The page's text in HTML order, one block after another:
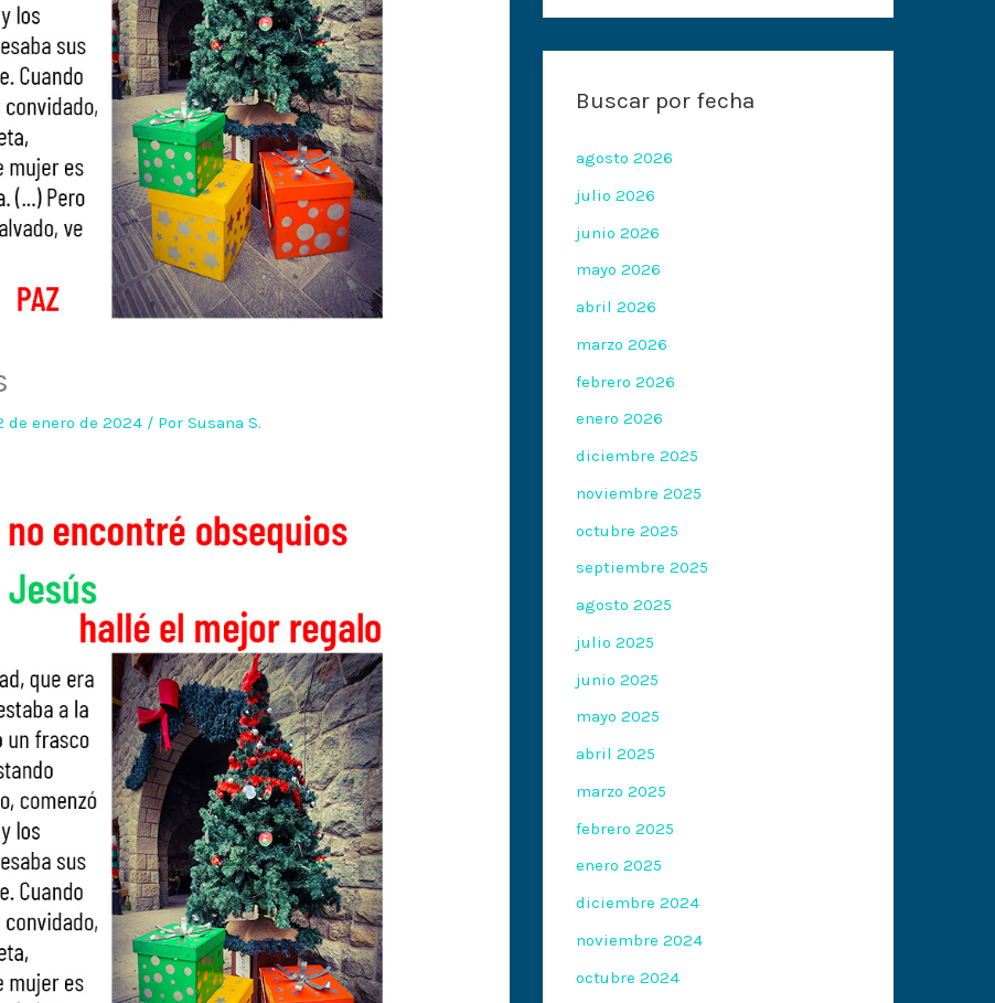
de enero de 2024 / PorSusana S.
Buscar por fecha
agosto 2026
julio 2026
junio 2026
mayo 2026
abril 2026
marzo 2026
febrero 2026
enero 2026
diciembre 2025
noviembre 2025
octubre 2025
septiembre 2025
agosto 2025
julio 2025
junio 2025
mayo 2025
abril 2025
marzo 2025
febrero 2025
enero 2025
diciembre 2024
noviembre 2024
octubre 2024